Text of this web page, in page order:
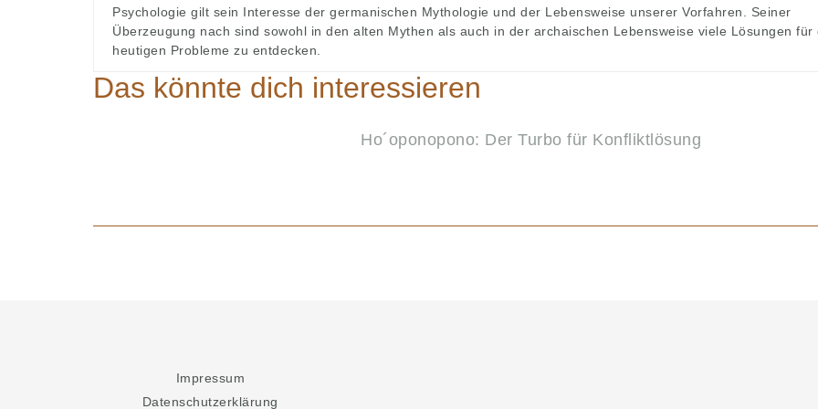
Psychologie gilt sein Interesse der germanischen Mythologie und der Lebensweise unserer Vorfahren. Seiner
Überzeugung nach sind sowohl in den alten Mythen als auch in der archaischen Lebensweise viele Lösungen für
heutigen Probleme zu entdecken.
Das könnte dich interessieren
Ho´oponopono: Der Turbo für Konfliktlösung
Impressum
Datenschutzerklärung